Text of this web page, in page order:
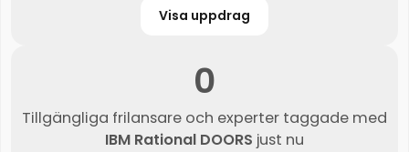
Visa uppdrag
0
Tillgängliga frilansare och experter taggade med
IBM Rational DOORS just nu